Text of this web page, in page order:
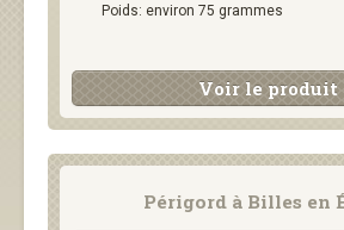
Poids: environ 75 grammes
Voir le produit
Périgord à Billes en